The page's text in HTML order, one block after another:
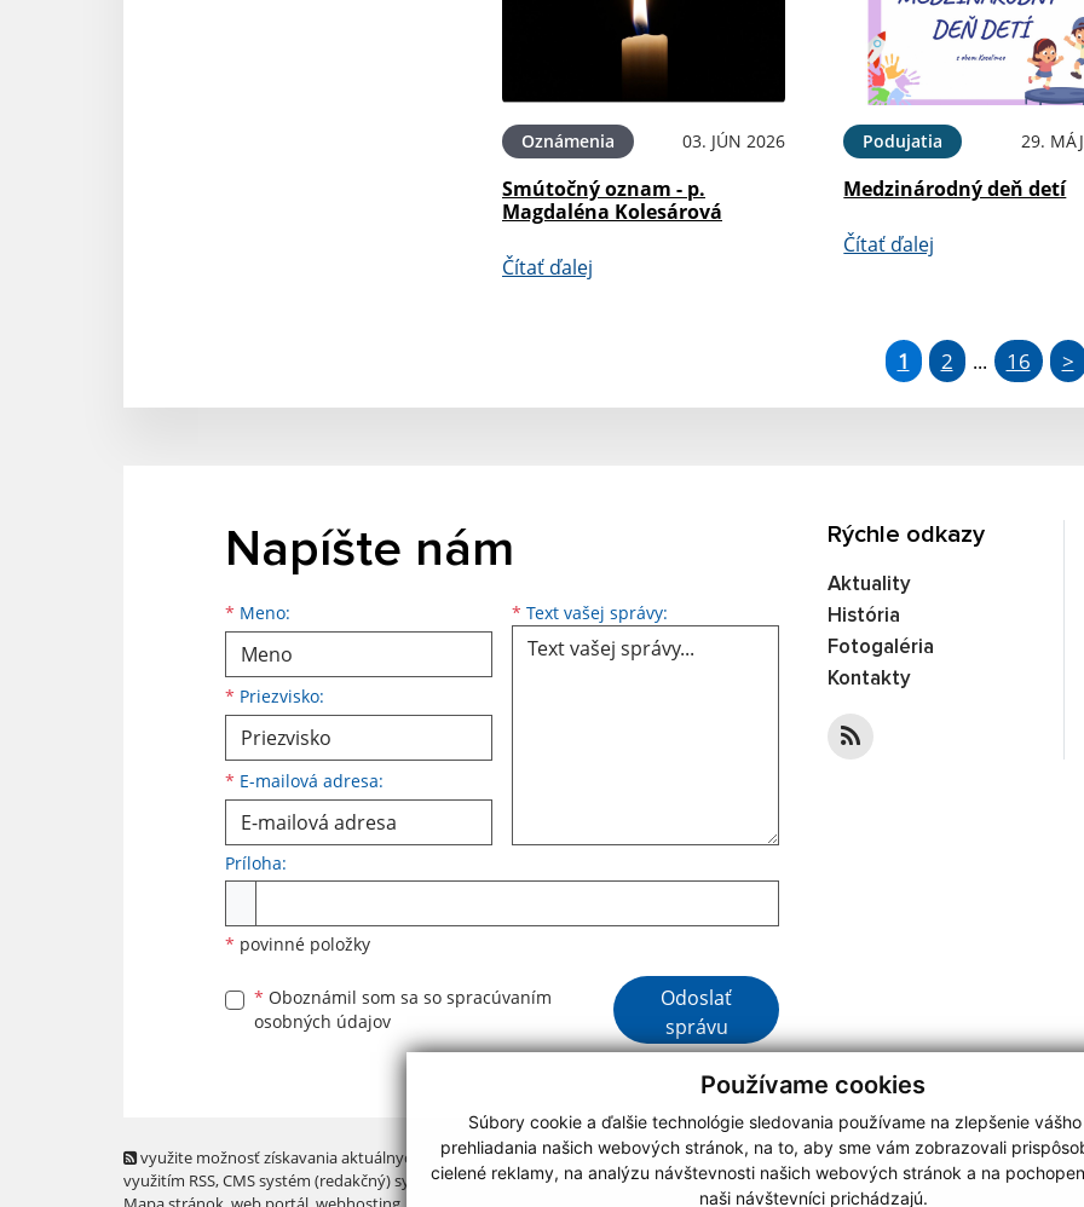
Používame cookies
Súbory cookie a ďalšie technológie sledovania používame na zlepšenie
prehliadania našich webových stránok, na to, aby sme vám zobrazovali
cielené reklamy, na analýzu návštevnosti našich webových stránok a na
naši návštevníci prichádzajú.
Oznámenia 03. JÚN 2026
Smútočný oznam - p.
Magdaléna Kolesárová
Čítať ďalej
Podujatia 29.
Medzinárodný deň detí
Čítať ďalej
1 2 ... 16 >
Napíšte nám
* Meno:
Meno
* Priezvisko:
Priezvisko
* E-mailová adresa:
E-mailová adresa * Text vašej správy: Text vašej správy...
Príloha:
* povinné položky
* Oboznámil som sa so spracúvaním
osobných údajov
Google reCaptcha Response
Odoslať
správu
Rýchle odkazy
Aktuality
História
Fotogaléria
Kontakty
využite možnosť získavania aktuálnych informácií s
využitím RSS, CMS systém (redakčný) systém ECHELON 2,
webdesign|